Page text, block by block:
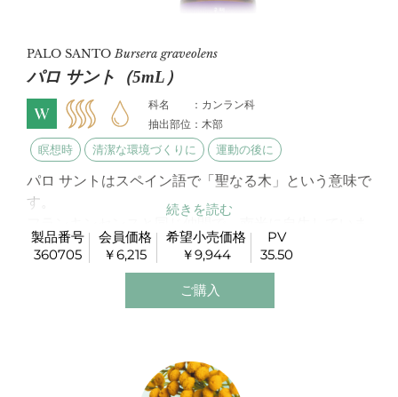
PALO SANTOBursera graveolens
パロ サント（5mL）
科名 ：カンラン科
抽出部位：木部
瞑想時 清潔な環境づくりに 運動の後に
パロ サントはスペイン語で「聖なる木」という意味で
す。
す。
パロサントは古来より、宗教儀式などで使用されたオ
イルとして知られています。
ディフューズするとクリーンでフレッシュな空間にし
製品番号
360705
会員価格
￥6,215
希望小売価格
￥9,944
PV
35.50
ご購入